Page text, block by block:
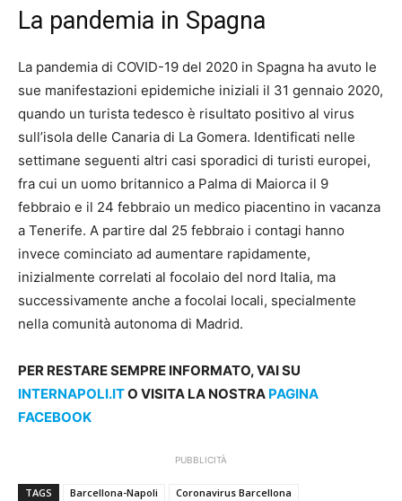
La pandemia in Spagna
La pandemia di COVID-19 del 2020 in Spagna ha avuto le
sue manifestazioni epidemiche iniziali il 31 gennaio 2020,
quando un turista tedesco è risultato positivo al virus
sull’isola delle Canaria di La Gomera. Identificati nelle
settimane seguenti altri casi sporadici di turisti europei,
fra cui un uomo britannico a Palma di Maiorca il 9
febbraio e il 24 febbraio un medico piacentino in vacanza
a Tenerife. A partire dal 25 febbraio i contagi hanno
invece cominciato ad aumentare rapidamente,
inizialmente correlati al focolaio del nord Italia, ma
successivamente anche a focolai locali, specialmente
nella comunità autonoma di Madrid.
PER RESTARE SEMPRE INFORMATO, VAI SU
INTERNAPOLI.ITO VISITA LA NOSTRA PAGINA
FACEBOOK
PUBBLICITÀ
TAGS Barcellona-Napoli
Coronavirus Barcellona